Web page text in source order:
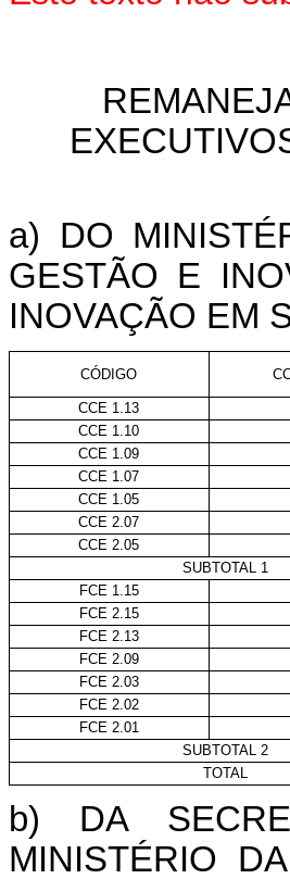
a) DO
GESTÃO E
INOVAÇÃO EM
CÓDIGO
CCE 1.13
CCE 1.10
CCE 1.09
CCE 1.07
CCE 1.05
CCE 2.07
CCE 2.05
SUBTOTAL 1
FCE 1.15
FCE 2.15
FCE 2.13
FCE 2.09
FCE 2.03
FCE 2.02
FCE 2.01
SUBTOTAL 2
TOTAL
b) DA
MINISTÉRIO